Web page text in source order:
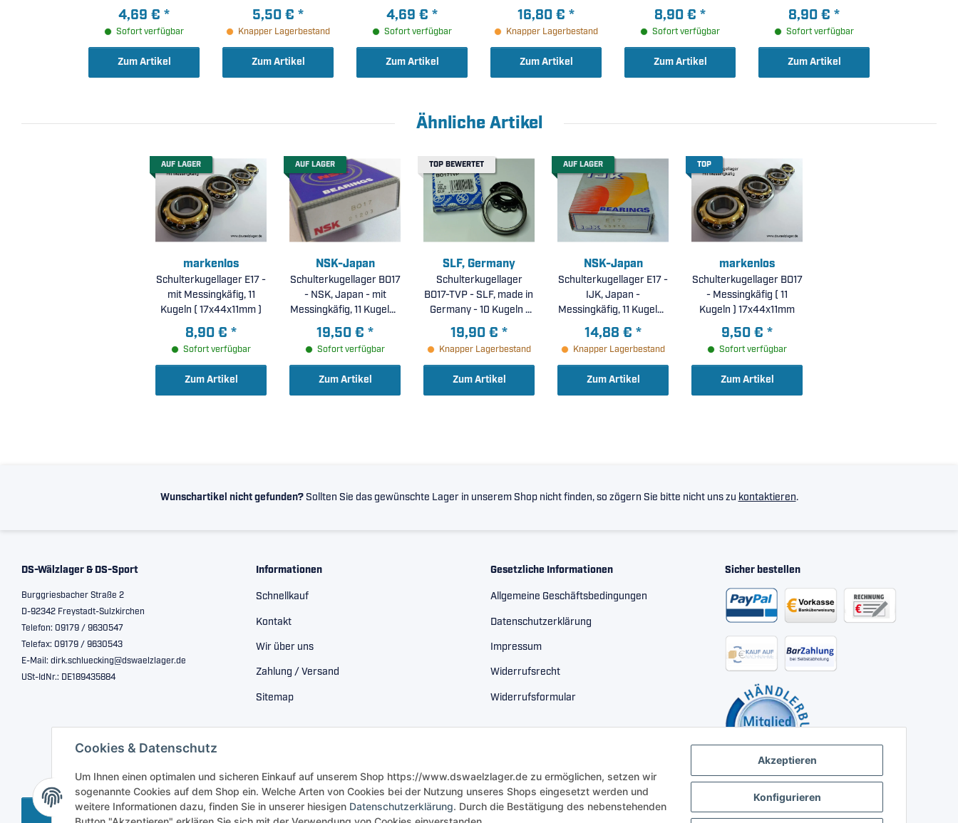
Akzeptieren
Konfigurieren
Cookies & Datenschutz
Um Ihnen einen optimalen und sicheren Einkauf auf unserem Shop https://www.dswaelzlager.de zu ermöglichen, setzen wir
sogenannte Cookies auf dem Shop ein. Welche Arten von Cookies bei der Nutzung unseres Shops eingesetzt werden und
weitere Informationen dazu, finden Sie in unserer hiesigen Datenschutzerklärung. Durch die Bestätigung des nebenstehenden
radiale Lagerluft C3 (
15x42x13mm )
4,69 € *
Sofort verfügbar
Zum Artikel
C3 ( 12x32x10mm )
5,50 € *
Knapper Lagerbestand
Zum Artikel
C3 ( 20x42x12mm )
4,69 € *
Sofort verfügbar
Zum Artikel
erhöhte radiale
Lagerluft C3 (
35x80x21mm )
16,80 € *
Knapper Lagerbestand
Zum Artikel
8,90 € *
Sofort verfügbar
Zum Artikel
Messingkäfig (
17x40x12mm )
8,90 € *
Sofort verfügbar
Zum Artikel
Ähnliche Artikel
AUF LAGER
markenlos
Schulterkugellager E17 -
mit Messingkäfig, 11
Kugeln ( 17x44x11mm )
8,90 € *
Sofort verfügbar
Zum Artikel
AUF LAGER
NSK-Japan
Schulterkugellager BO17
- NSK, Japan - mit
Messingkäfig, 11 Kugeln (
17x44x11mm )
19,50 € *
Sofort verfügbar
Zum Artikel
TOP BEWERTET
SLF, Germany
Schulterkugellager
BO17-TVP - SLF, made in
Germany - 10 Kugeln (
17x44x11mm )
19,90 € *
Knapper Lagerbestand
Zum Artikel
AUF LAGER
NSK-Japan
Schulterkugellager E17 -
IJK, Japan -
Messingkäfig, 11 Kugeln (
17x44x11mm )
14,88 € *
Knapper Lagerbestand
Zum Artikel
TOP
markenlos
Schulterkugellager BO17
- Messingkäfig ( 11
Kugeln ) 17x44x11mm
9,50 € *
Sofort verfügbar
Zum Artikel
Wunschartikel nicht gefunden?Sollten Sie das gewünschte Lager in unserem Shop nicht finden, so zögern Sie bitte nicht uns zu kontaktieren.
DS-Wälzlager & DS-Sport
Burggriesbacher Straße 2
D-92342 Freystadt-Sulzkirchen
Telefon: 09179 / 9630547
Telefax: 09179 / 9630543
E-Mail: dirk.schluecking@dswaelzlager.de
USt-IdNr.: DE189435884
Informationen
Schnellkauf
Kontakt
Wir über uns
Zahlung / Versand
Sitemap
Gesetzliche Informationen
Allgemeine Geschäftsbedingungen
Datenschutzerklärung
Impressum
Widerrufsrecht
Widerrufsformular
Sicher bestellen
Vertrag widerrufen